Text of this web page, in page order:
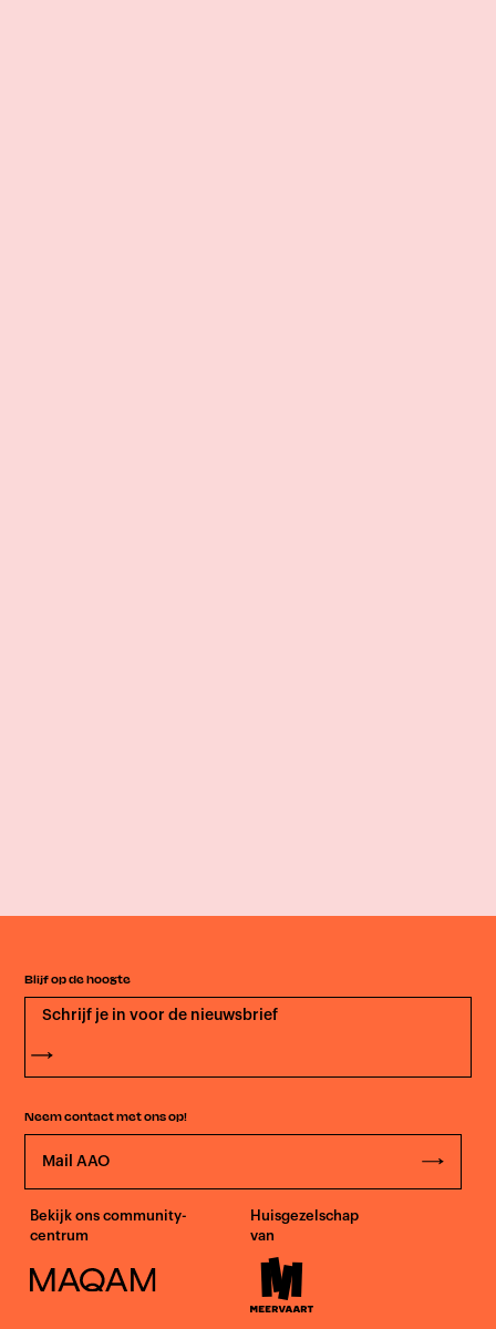
Blijf op de hoogte
Neem contact met ons op!
Mail AAO
Bekijk ons community-
centrum
Huisgezelschap
van